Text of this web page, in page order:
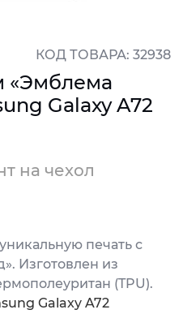
КОД ТОВАРА: 32938
«Эмблема
Galaxy A72
на чехол
печать с
Изготовлен из
(TPU).
Galaxy A72